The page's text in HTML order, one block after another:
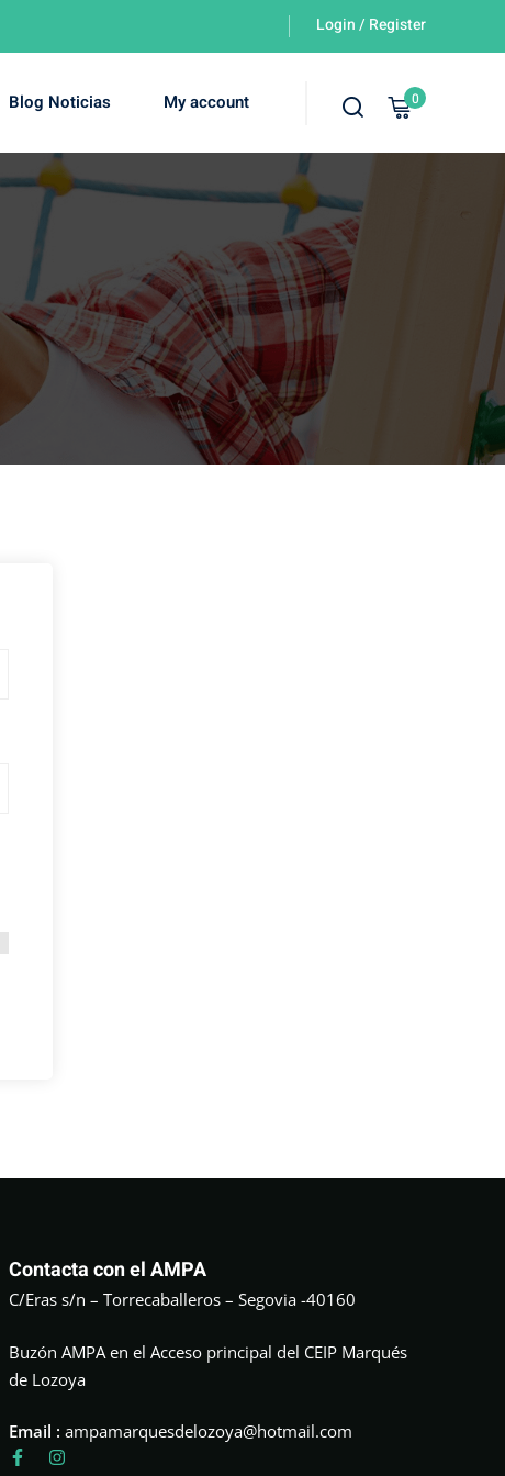
Login / Register
Blog Noticias My account 0
Contacta con el AMPA
C/Eras s/n – Torrecaballeros – Segovia -40160
Buzón AMPA en el Acceso principal del CEIP Marqués
de Lozoya
Email : ampamarquesdelozoya@hotmail.com